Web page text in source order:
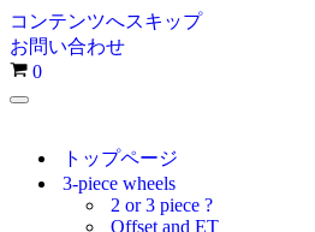
コンテンツへスキップ
お問い合わせ
お
0
ナ
トップページ
3-piece wheels
2 or 3 piece ?
Offset and ET